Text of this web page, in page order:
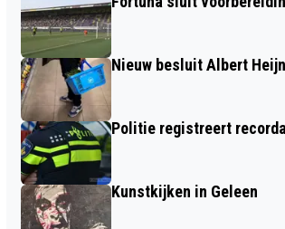
Nieuw besluit Albert
Politie registreert
Kunstkijken in Geleen